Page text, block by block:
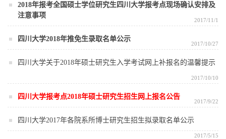
2018年报考全国硕士学位研究生四川大学报考点现场确认安排及
注意事项
2017/11/1
四川大学2018年推免生录取名单公示
2017/10/27
四川大学关于2018年硕士研究生入学考试网上补报名的温馨提示
2017/10/10
四川大学报考点2018年硕士研究生招生网上报名公告
2017/9/22
四川大学2017年各院系所博士研究生招生拟录取名单公示
2017/5/15